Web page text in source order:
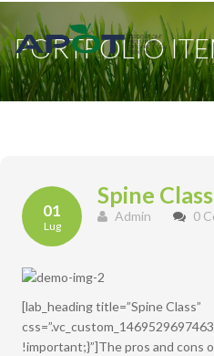
PORTFOLIO
01
Lug
Spine Class
Admin 0
[lab_heading title=”Spine Class”
!important;}”]The pros and cons